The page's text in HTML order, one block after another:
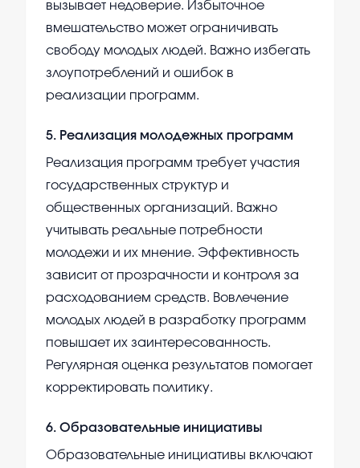
вызывает недоверие. Избыточное
вмешательство может ограничивать
свободу молодых людей. Важно избегать
злоупотреблений и ошибок в
реализации программ.
5. Реализация молодежных программ
Реализация программ требует участия
государственных структур и
общественных организаций. Важно
учитывать реальные потребности
молодежи и их мнение. Эффективность
зависит от прозрачности и контроля за
расходованием средств. Вовлечение
молодых людей в разработку программ
повышает их заинтересованность.
Регулярная оценка результатов помогает
корректировать политику.
6. Образовательные инициативы
Образовательные инициативы включают